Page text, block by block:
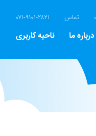
ناحیه کاربری درباره ما
۰۷۱-۹۱۰۱-۲۸۲۱ تماس